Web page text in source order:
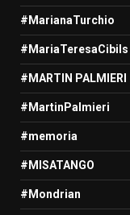
#MarianaTurchio
#MariaTeresaCibils
#MARTIN PALMIERI
#MartinPalmieri
#memoria
#MISATANGO
#Mondrian